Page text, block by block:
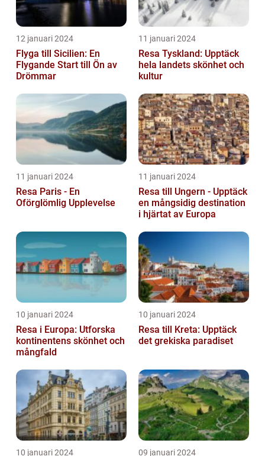
12 januari 2024
Flyga till Sicilien: En
Flygande Start till Ön av
Drömmar
11 januari 2024
Resa Tyskland: Upptäck
hela landets skönhet och
kultur
11 januari 2024
Resa Paris - En
Oförglömlig Upplevelse
11 januari 2024
Resa till Ungern - Upptäck
en mångsidig destination
i hjärtat av Europa
10 januari 2024
Resa i Europa: Utforska
kontinentens skönhet och
mångfald
10 januari 2024
Resa till Kreta: Upptäck
det grekiska paradiset
10 januari 2024 09 januari 2024